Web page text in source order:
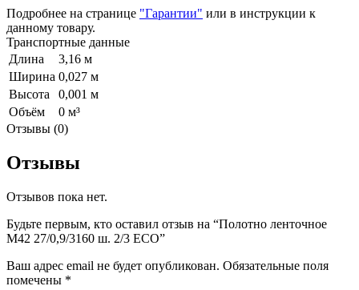
Подробнее на странице "Гарантии" или в инструкции к
данному товару.
Транспортные данные
Длина
3,16 м
Ширина 0,027 м
Высота
0,001 м
Объём
0 м³
Отзывы (0)
Отзывы
Отзывов пока нет.
Будьте первым, кто оставил отзыв на “Полотно ленточное
М42 27/0,9/3160 ш. 2/3 ECO”
Ваш адрес email не будет опубликован. Обязательные поля
помечены *